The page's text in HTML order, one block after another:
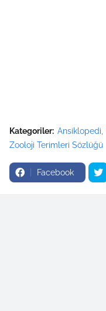
Kategoriler: Ansiklopedi
Zooloji Terimleri Sözlüğü
Facebook